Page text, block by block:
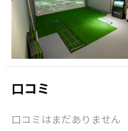
口コミ
口コミはまだありません